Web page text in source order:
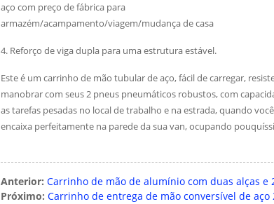
aço com preço de fábrica para
armazém/acampamento/viagem/mudança de casa
4. Reforço de viga dupla para uma estrutura estável.
Este é um carrinho de mão tubular de aço, fácil de carregar,
manobrar com seus 2 pneus pneumáticos robustos, com
as tarefas pesadas no local de trabalho e na estrada, quando
encaixa perfeitamente na parede da sua van, ocupando
Anterior: Carrinho de mão de alumínio com duas alças e
Próximo: Carrinho de entrega de mão conversível de